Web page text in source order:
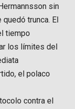
sin
trunca. El
tiempo
los límites del
el polaco
contra el